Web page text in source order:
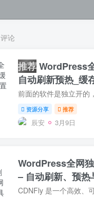
评论
推荐WordPress
自动刷新预热_缓
置4.2.0
资源分享 推荐
辰安 3月9日
WordPress全网
– 自动刷新、预热
SEO排名的专业